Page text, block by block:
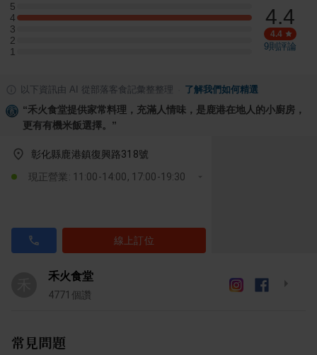
5
5 星：0 則評論
4
4 星：4 則評論
3
3 星：0 則評論
2
2 星：0 則評論
1
1 星：0 則評論
4.4
4.4
9則評論
以下資訊由 AI 從部落客食記彙整整理 了解我們如何精選
“禾火食堂提供家常料理，充滿人情味，是鹿港在地人的小廚房，
更有有機米飯選擇。 ”
彰化縣鹿港鎮復興路318號
現正營業: 11:00-14:00, 17:00-19:30
線上訂位
禾火食堂
4771 個讚
常見問題